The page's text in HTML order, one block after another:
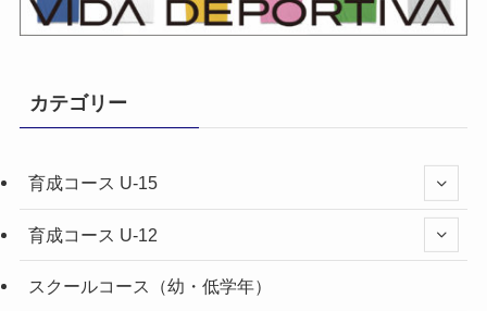
カテゴリー
育成コース U-15
育成コース U-12
スクールコース（幼・低学年）